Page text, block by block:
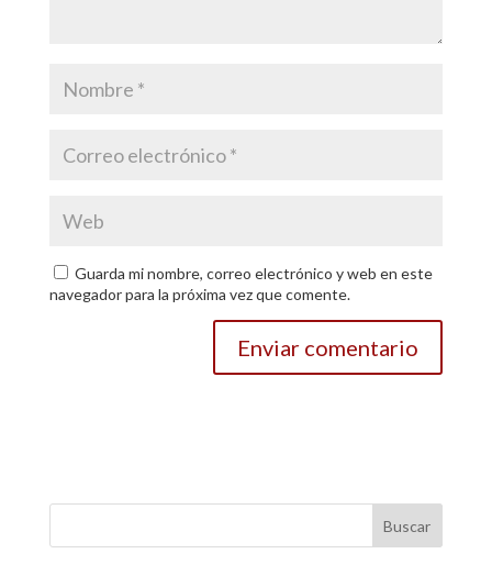
Guarda mi nombre, correo electrónico y web en este
navegador para la próxima vez que comente.